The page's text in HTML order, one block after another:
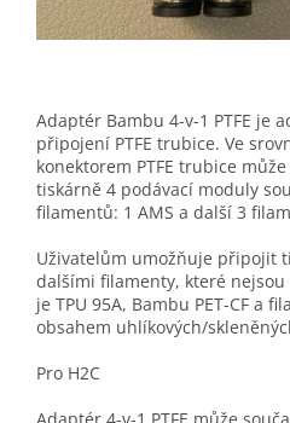
Adaptér Bambu 4-v-1 PTFE je
připojení PTFE trubice. Ve
konektorem PTFE trubice
tiskárně 4 podávací moduly
filamentů: 1 AMS a další 3
Uživatelům umožňuje připojit
dalšími filamenty, které
je TPU 95A, Bambu PET-CF a
obsahem uhlíkových/
Pro H2C